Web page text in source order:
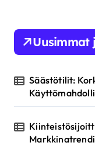
h
o
:
Uusimmat
Säästötilit: